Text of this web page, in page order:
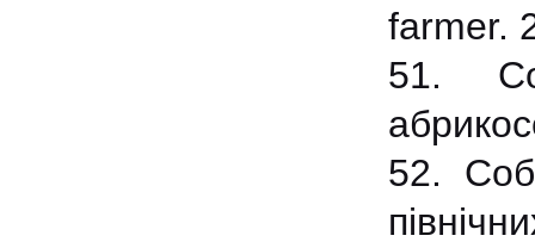
farmer.
51.
52.